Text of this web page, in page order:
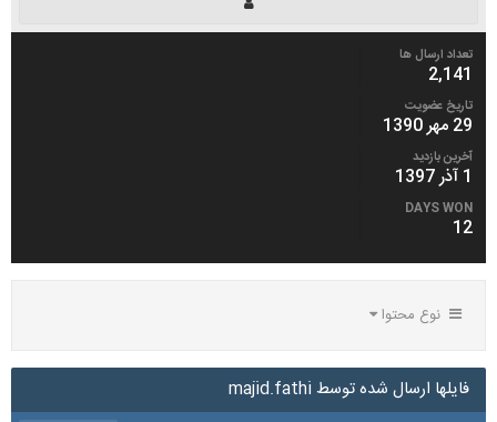
تعداد ارسال ها
2,141
تاریخ عضویت
29 مهر 1390
آخرین بازدید
1 آذر 1397
DAYS WON
12
نوع محتوا
فایلها ارسال شده توسط majid.fathi